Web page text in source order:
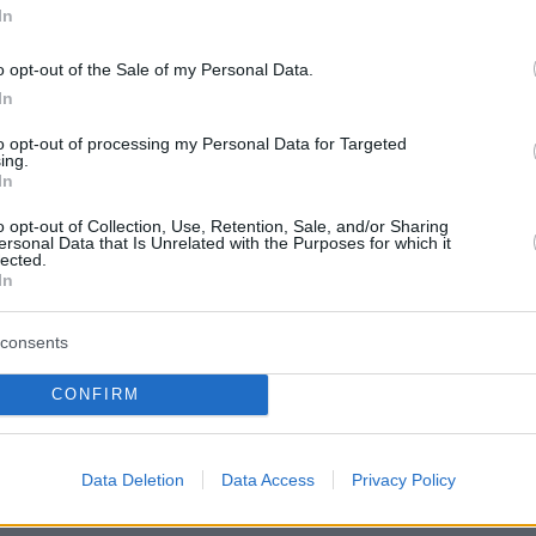
opt-out of the Sale of my Personal Data.
opt-out of processing my Personal Data for Targeted
opt-out of Collection, Use, Retention, Sale, and/or Sharing
Data that Is Unrelated with the Purposes for which it
CONFIRM
Data Deletion Data Access Privacy Policy
δικτύου υπήρχαν ουρές αυτοκινήτων
στην Αθηνών – Κορίνθου
καθυστερήσεις από Βραχάτι μέχρι
v-d9chlenh4nsp)
με χαμηλές ταχύτητες και κατά
ακινητοποιούνταν στο οδικό τμήμα από την